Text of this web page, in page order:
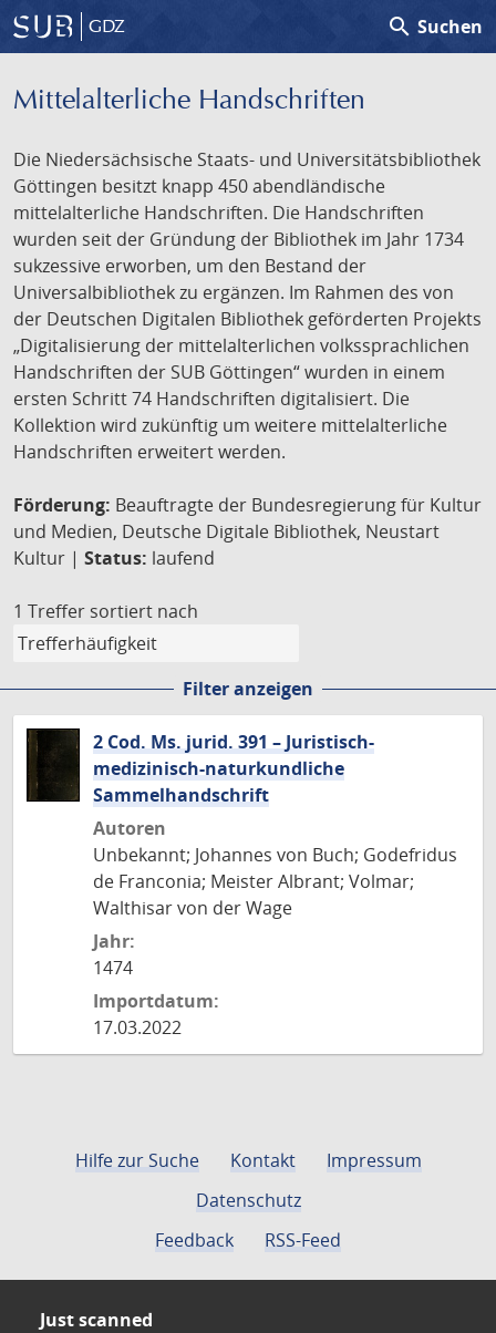
GDZ search Suchen
Mittelalterliche Handschriften
Die Niedersächsische Staats- und Universitätsbibliothek
Göttingen besitzt knapp 450 abendländische
mittelalterliche Handschriften. Die Handschriften
wurden seit der Gründung der Bibliothek im Jahr 1734
sukzessive erworben, um den Bestand der
Universalbibliothek zu ergänzen. Im Rahmen des von
der Deutschen Digitalen Bibliothek geförderten Projekts
„Digitalisierung der mittelalterlichen volkssprachlichen
Handschriften der SUB Göttingen“ wurden in einem
ersten Schritt 74 Handschriften digitalisiert. Die
Kollektion wird zukünftig um weitere mittelalterliche
Handschriften erweitert werden.
Förderung: Beauftragte der Bundesregierung für Kultur
und Medien, Deutsche Digitale Bibliothek, Neustart
Kultur | Status: laufend
1 Treffer sortiert nach
Filter anzeigen
2 Cod. Ms. jurid. 391 – Juristisch-
medizinisch-naturkundliche
Sammelhandschrift
Autoren
Unbekannt; Johannes von Buch; Godefridus
de Franconia; Meister Albrant; Volmar;
Walthisar von der Wage
Jahr:
1474
Importdatum:
17.03.2022
Hilfe zur Suche Kontakt
Impressum
Datenschutz
Feedback
RSS-Feed
Just scanned